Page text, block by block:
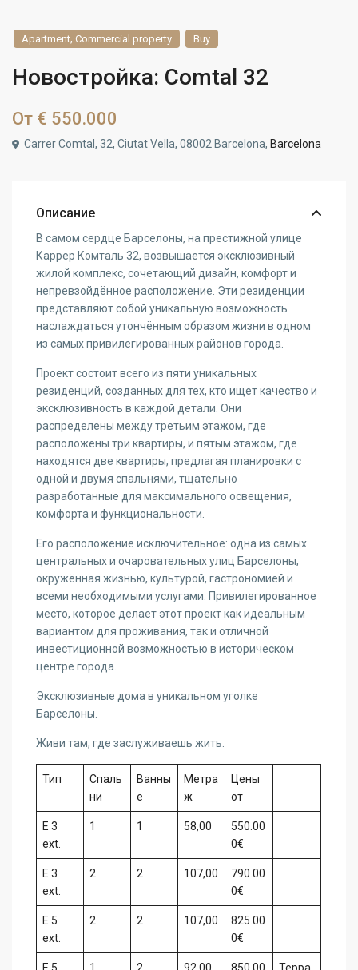
Apartment, Commercial property Buy
Новостройка: Comtal 32
От € 550.000
Carrer Comtal, 32, Ciutat Vella, 08002 Barcelona, Barcelona
Описание
В самом сердце Барселоны, на престижной улице
Каррер Комталь 32, возвышается эксклюзивный
жилой комплекс, сочетающий дизайн, комфорт и
непревзойдённое расположение. Эти резиденции
представляют собой уникальную возможность
наслаждаться утончённым образом жизни в одном
из самых привилегированных районов города.
Проект состоит всего из пяти уникальных
резиденций, созданных для тех, кто ищет качество и
эксклюзивность в каждой детали. Они
распределены между третьим этажом, где
расположены три квартиры, и пятым этажом, где
находятся две квартиры, предлагая планировки с
одной и двумя спальнями, тщательно
разработанные для максимального освещения,
комфорта и функциональности.
Его расположение исключительное: одна из самых
центральных и очаровательных улиц Барселоны,
окружённая жизнью, культурой, гастрономией и
всеми необходимыми услугами. Привилегированное
место, которое делает этот проект как идеальным
вариантом для проживания, так и отличной
инвестиционной возможностью в историческом
центре города.
Эксклюзивные дома в уникальном уголке
Барселоны.
Живи там, где заслуживаешь жить.
Тип
Спаль
ни
Ванны
е
Метра
ж
Цены
от
E 3
ext.
1 1 58,00
550.00
0€
E 3
ext.
2 2 107,00
790.00
0€
E 5
ext.
2 2 107,00
825.00
0€